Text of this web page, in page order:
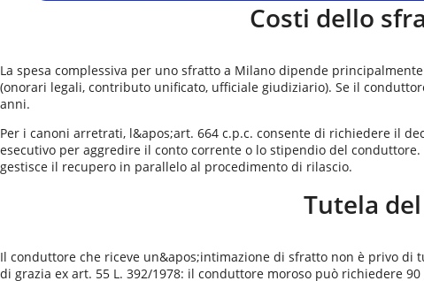
Costi dello
La spesa complessiva per uno sfratto a Milano dipende
(onorari legali, contributo unificato, ufficiale giudiziario). Se il
anni.
Per i canoni arretrati, l&apos;art. 664 c.p.c. consente di richiedere il
esecutivo per aggredire il conto corrente o lo stipendio del
gestisce il recupero in parallelo al procedimento di rilascio.
Tutela
Il conduttore che riceve un&apos;intimazione di sfratto non è privo
di grazia ex art. 55 L. 392/1978: il conduttore moroso può richiedere